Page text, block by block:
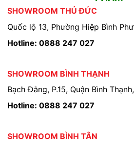
SHOWROOM THỦ ĐỨC
Quốc lộ 13, Phường Hiệp Bình
Hotline: 0888 247 027
SHOWROOM BÌNH THẠNH
Bạch Đằng, P.15, Quận Bình
Hotline: 0888 247 027
SHOWROOM BÌNH TÂN